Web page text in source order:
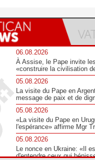
06.08.2026
À Assise, le Pape invite
«construire la civilisation
05.08.2026
La visite du Pape en
message de paix et de
05.08.2026
«La visite du Pape en
l'espérance» affirme Mgr
05.08.2026
Le nonce en Ukraine: «Il
d'entendre ceux qui